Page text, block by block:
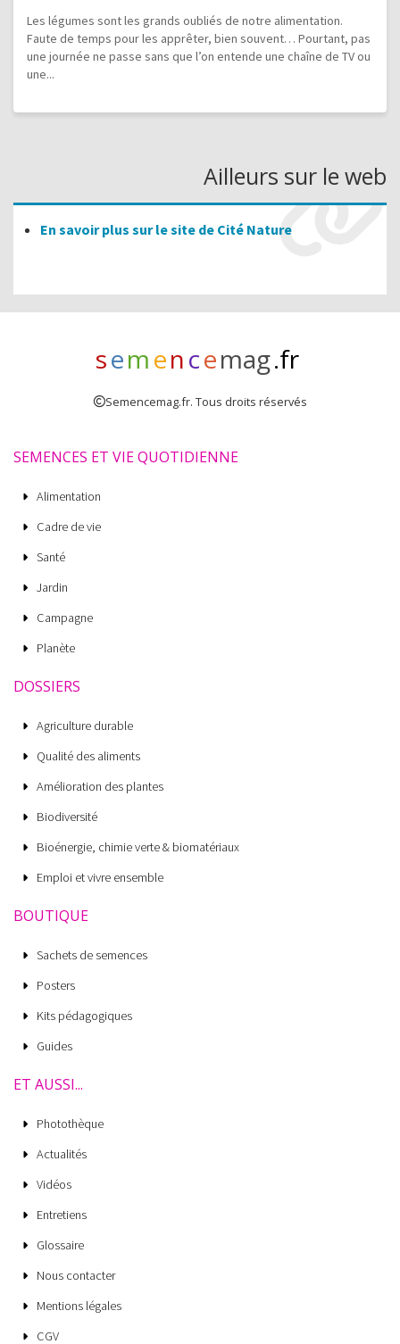
Les légumes sont les grands oubliés de notre alimentation.
Faute de temps pour les apprêter, bien souvent… Pourtant, pas
une journée ne passe sans que l’on entende une chaîne de TV ou
une...
Ailleurs sur le web
En savoir plus sur le site de Cité Nature
semencemag.fr
Semencemag.fr. Tous droits réservés
SEMENCES ET VIE QUOTIDIENNE
Alimentation
Cadre de vie
Santé
Jardin
Campagne
Planète
DOSSIERS
Agriculture durable
Qualité des aliments
Amélioration des plantes
Biodiversité
Bioénergie, chimie verte & biomatériaux
Emploi et vivre ensemble
BOUTIQUE
Sachets de semences
Posters
Kits pédagogiques
Guides
ET AUSSI...
Photothèque
Actualités
Vidéos
Entretiens
Glossaire
Nous contacter
Mentions légales
CGV